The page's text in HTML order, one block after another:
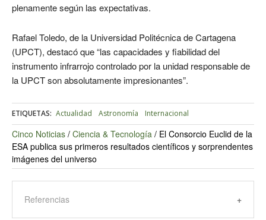
plenamente según las expectativas.
Rafael Toledo, de la Universidad Politécnica de Cartagena
(UPCT), destacó que “las capacidades y fiabilidad del
instrumento infrarrojo controlado por la unidad responsable de
la UPCT son absolutamente impresionantes”.
ETIQUETAS: Actualidad Astronomía Internacional
Cinco Noticias / Ciencia & Tecnología / El Consorcio Euclid de la
ESA publica sus primeros resultados científicos y sorprendentes
imágenes del universo
Referencias